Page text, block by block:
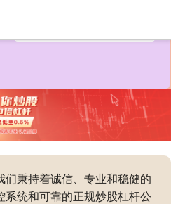
秉持着诚信、专业和稳健的
统和可靠的正规炒股杠杆公